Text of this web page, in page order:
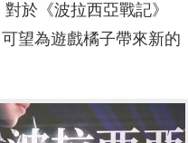
於《波拉西亞戰記》
望為遊戲橘子帶來新的